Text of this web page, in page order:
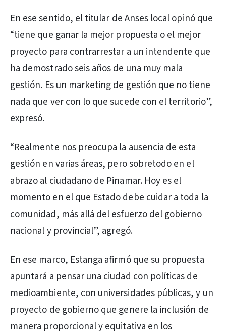
En ese sentido, el titular de Anses local opinó que
“tiene que ganar la mejor propuesta o el mejor
proyecto para contrarrestar a un intendente que
ha demostrado seis años de una muy mala
gestión. Es un marketing de gestión que no tiene
nada que ver con lo que sucede con el territorio”,
expresó.
“Realmente nos preocupa la ausencia de esta
gestión en varias áreas, pero sobretodo en el
abrazo al ciudadano de Pinamar. Hoy es el
momento en el que Estado debe cuidar a toda la
comunidad, más allá del esfuerzo del gobierno
nacional y provincial”, agregó.
En ese marco, Estanga afirmó que su propuesta
apuntará a pensar una ciudad con políticas de
medioambiente, con universidades públicas, y un
proyecto de gobierno que genere la inclusión de
manera proporcional y equitativa en los